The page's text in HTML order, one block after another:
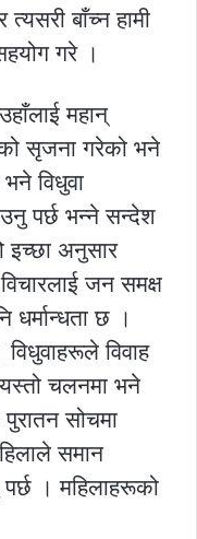
बाँच्न हामी
गरे ।
महान्
सृजना गरेको भने
विधुवा
पर्छ भन्ने सन्देश
इच्छा अनुसार
विचारलाई जन समक्ष
धर्मान्धता छ ।
विवाह
चलनमा भने
सोचमा
समान
पर्छ । महिलाहरूको